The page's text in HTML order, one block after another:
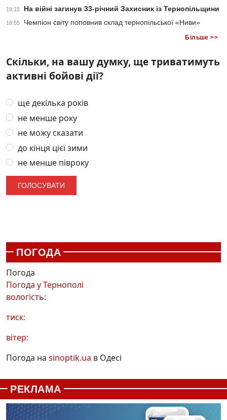
19:15 На війні загинув 33-річний Захисник із Тернопільщини
18:55 Чемпіон світу поповнив склад тернопільської «Ниви»
Більше >>
Скільки, на вашу думку, ще триватимуть
активні бойові дії?
ще декілька років
не менше року
не можу сказати
до кінця цієї зими
не менше півроку
ПОГОДА
Погода
Погода уТернополі
вологість:
тиск:
вітер:
Погода на sinoptik.ua в Одесі
РЕКЛАМА